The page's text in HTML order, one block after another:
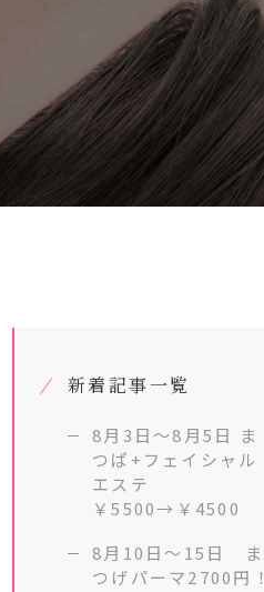
新着記事一覧
8月3日～8月5日 ま
つぱ+フェイシャル
エステ
￥5500→￥4500
8月10日～15日 ま
つげパーマ2700円！